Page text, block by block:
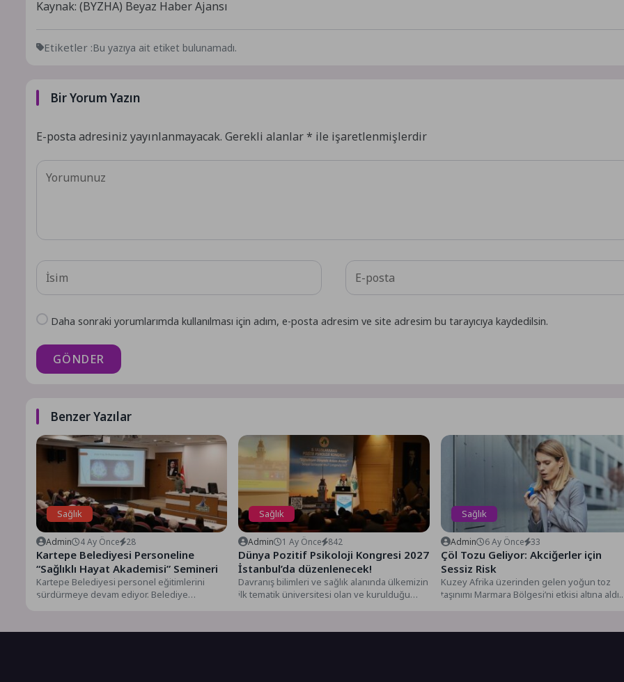
Kaynak: (BYZHA) Beyaz Haber Ajansı
Etiketler :Bu yazıya ait etiket bulunamadı.
Bir Yorum Yazın
E-posta adresiniz yayınlanmayacak. Gerekli alanlar* ile işaretlenmişlerdir
Daha sonraki yorumlarımda kullanılması için adım, e-posta adresim ve site adresim bu tarayıcıya kaydedilsin.
GÖNDER
Benzer Yazılar
Sağlık
Admin 4 Ay Önce 28
Kartepe Belediyesi Personeline
“Sağlıklı Hayat Akademisi” Semineri
Kartepe Belediyesi personel eğitimlerini
sürdürmeye devam ediyor. Belediye
Sağlık
Admin 1 Ay Önce 842
Dünya Pozitif Psikoloji Kongresi 2027
İstanbul’da düzenlenecek!
Davranış bilimleri ve sağlık alanında ülkemizin
ilk tematik üniversitesi olan ve kurulduğu
Sağlık
Admin 6 Ay Önce 33
Çöl Tozu Geliyor: Akciğerler için
Sessiz Risk
Kuzey Afrika üzerinden gelen yoğun toz
taşınımı Marmara Bölgesi’ni etkisi altına aldı.